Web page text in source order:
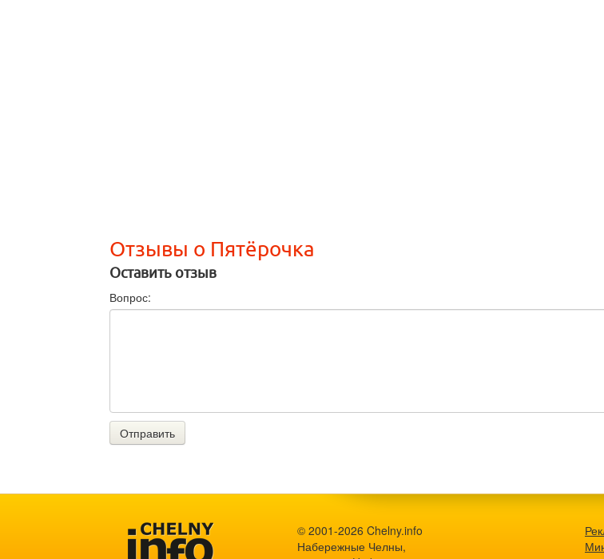
Отзывы о Пятёрочка
Оставить отзыв
Вопрос:
Отправить
© 2001-2026 Chelny.info
Набережные Челны,